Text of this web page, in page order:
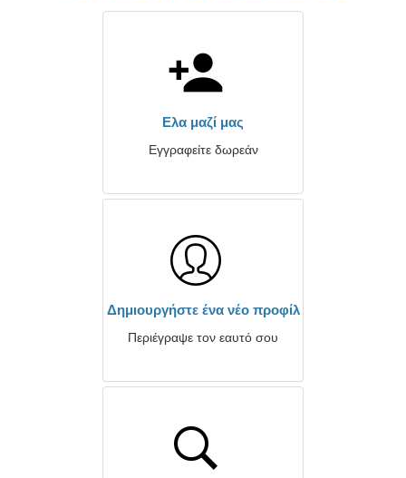
Ελα μαζί μας
Εγγραφείτε δωρεάν
Δημιουργήστε ένα νέο προφίλ
Περιέγραψε τον εαυτό σου